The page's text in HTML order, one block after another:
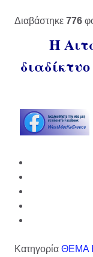
Διαβάστηκε 776
Η
Κατηγορία ΘΕΜΑ